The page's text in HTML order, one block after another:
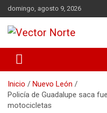
Saltar
al
contenido
domingo, agosto 9, 2026
Vector Norte
Inicio
Nuevo León
Policía de Guadalupe saca
motocicletas